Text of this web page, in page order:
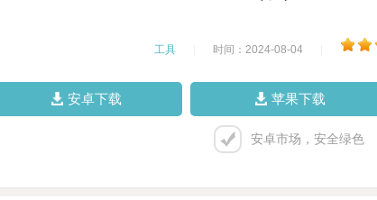
工具 时间：2024-08-04
安卓下载 苹果下载
安卓市场，安全绿色